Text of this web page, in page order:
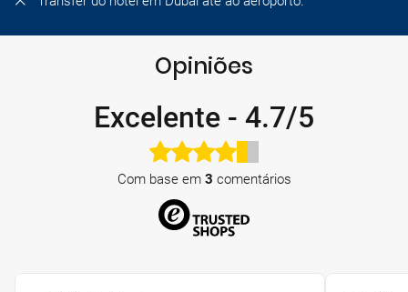
Opiniões
Excelente - 4.7/5
Com base em 3 comentários